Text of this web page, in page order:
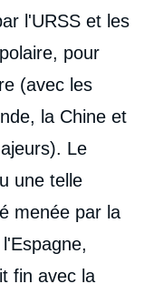
l'URSS et les
pour
(avec les
la Chine et
Le
une telle
menée par la
fin avec la